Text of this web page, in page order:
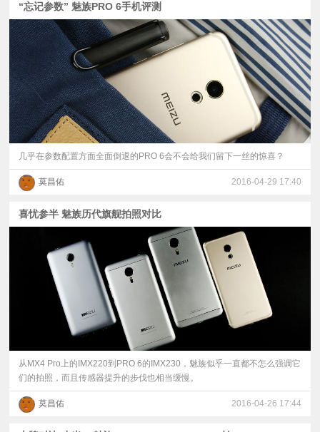
“忘记参数” 魅族PRO 6手机评测
几乎在参数配置方面全面倒退的PRO 6会不会给我们留下一丝的惊喜？
莫昌佑 2016-04-29 17:40
喜忧参半 魅族历代旗舰拍照对比
从MX4 Pro上的IMX220到PRO 6的IMX230，魅族似乎一直都不怎么强调它
们的拍照，而且传感器提升的步伐也相当缓慢。
莫昌佑 2016-04-26 17:44